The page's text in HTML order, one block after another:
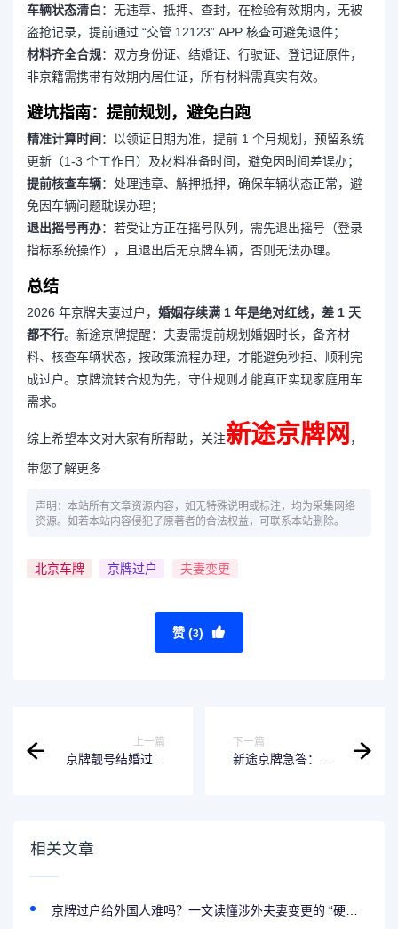
车辆状态清白：无违章、抵押、查封，在检验有效期内，无被
盗抢记录，提前通过 “交管 12123” APP 核查可避免退件；
材料齐全合规：双方身份证、结婚证、行驶证、登记证原件，
非京籍需携带有效期内居住证，所有材料需真实有效。
避坑指南：提前规划，避免白跑
精准计算时间 ：以领证日期为准，提前 1 个月规划，预留系统
更新（1-3 个工作日）及材料准备时间，避免因时间差误办；
提前核查车辆：处理违章、解押抵押，确保车辆状态正常，避
免因车辆问题耽误办理；
退出摇号再办：若受让方正在摇号队列，需先退出摇号（登录
指标系统操作），且退出后无京牌车辆，否则无法办理。
总结
2026 年京牌夫妻过户， 婚姻存续满 1 年是绝对红线，差 1 天
都不行。新途京牌提醒：夫妻需提前规划婚姻时长，备齐材
料、核查车辆状态，按政策流程办理，才能避免秒拒、顺利完
成过户。京牌流转合规为先，守住规则才能真正实现家庭用车
需求。
综上希望本文对大家有所帮助，关注新途京牌网 ，
带您了解更多
声明：本站所有文章资源内容，如无特殊说明或标注，均为采集网络
资源。如若本站内容侵犯了原著者的合法权益，可联系本站删除。
北京车牌 京牌过户 夫妻变更
赞 (3)
上一篇
京牌靓号结婚过户
下一篇
新途京牌急答：
相关文章
京牌过户给外国人难吗？一文读懂涉外夫妻变更的 “硬门槛”